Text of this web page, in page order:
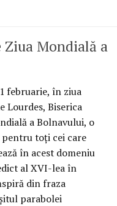
Ziua Mondială a
februarie, în ziua
Lourdes, Biserica
a Bolnavului, o
pentru toţi cei care
în acest domeniu
al XVI-lea în
din fraza
parabolei